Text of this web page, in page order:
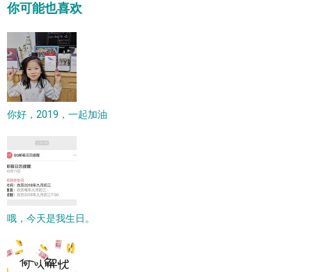
你可能也喜欢
你好，2019，一起加油
哦，今天是我生日。